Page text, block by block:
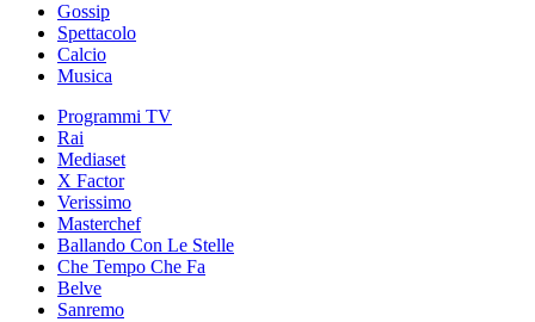
Gossip
Spettacolo
Calcio
Musica
Programmi TV
Rai
Mediaset
X Factor
Verissimo
Masterchef
Ballando Con Le Stelle
Che Tempo Che Fa
Belve
Sanremo